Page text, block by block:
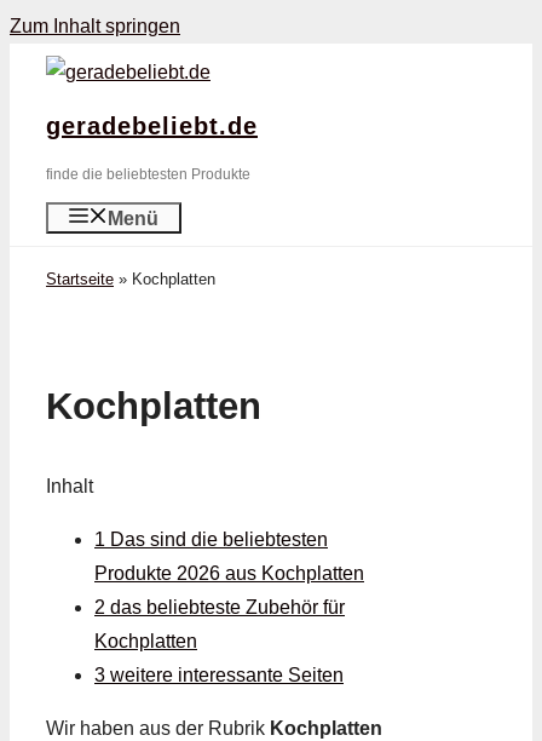
Zum Inhalt springen
geradebeliebt.de
finde die beliebtesten Produkte
Menü
Startseite » Kochplatten
Kochplatten
Inhalt
1 Das sind die beliebtesten
Produkte 2026 aus Kochplatten
2 das beliebteste Zubehör für
Kochplatten
3 weitere interessante Seiten
Wir haben aus der Rubrik Kochplatten